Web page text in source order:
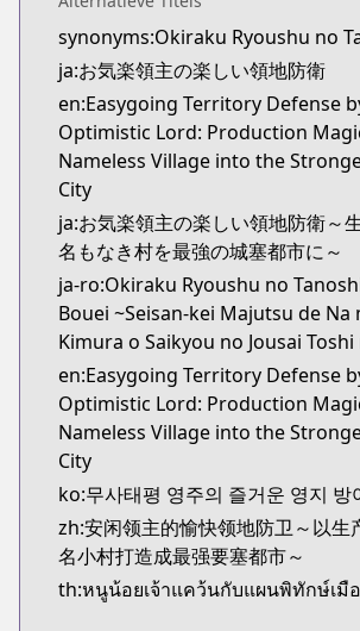
Kitsu
https://kitsu.app/manga/65012
CDJapan
CDJapan
https://www.anime-
MangaUpdates
MangaUpdates
https://
novelUpdates
novelUpdates
https://
Book☆Walker
Book☆Walker
https://bookwalker.jp/series/
Official English
Official English
https://
ja:お気楽領主の楽しい領地防衛
en:Easygoing Territory Defense
Optimistic Lord: Production
Nameless Village into the
City
ja:お気楽領主の楽しい領地防衛～
名もなき村を最強の城塞都市に～
ja-ro:Okiraku Ryoushu no
Bouei ~Seisan-kei Majutsu de Na
Kimura o Saikyou no Jousai Toshi
en:Easygoing Territory Defense
Optimistic Lord: Production
Nameless Village into the
City
ko:무사태평 영주의 즐거운 영지 방
zh:安闲领主的愉快领地防卫～以生
名小村打造成最强要塞都市～
th:หนูน้อยเจ้าแคว้นกับแผนพิทักษ์เมื